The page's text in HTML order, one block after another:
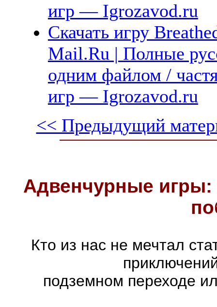
игр — Igrozavod.ru
Скачать игру
Mail.Ru | Полные
одним файлом /
игр — Igrozavod.ru
<< Предыдущий
Адвенчурные
Кто из нас не мечтал
подземном переходе